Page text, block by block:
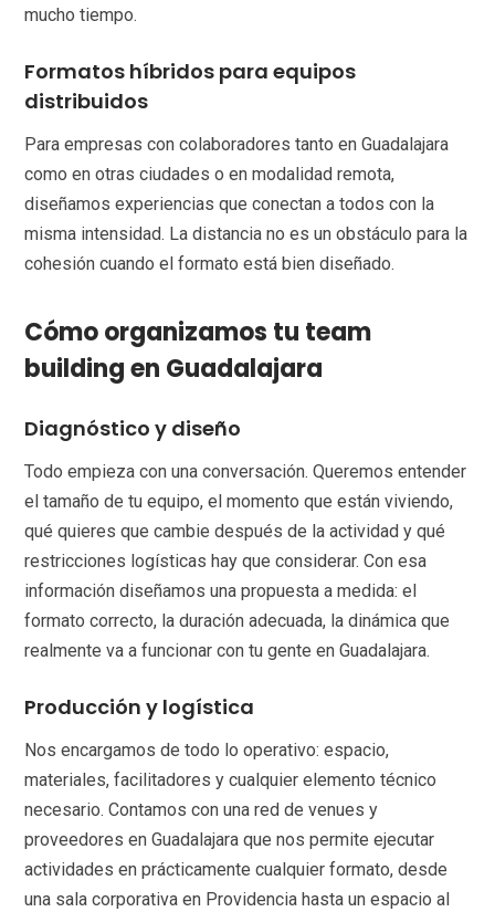
mucho tiempo.
Formatos híbridos para equipos
distribuidos
Para empresas con colaboradores tanto en Guadalajara
como en otras ciudades o en modalidad remota,
diseñamos experiencias que conectan a todos con la
misma intensidad. La distancia no es un obstáculo para la
cohesión cuando el formato está bien diseñado.
Cómo organizamos tu team
building en Guadalajara
Diagnóstico y diseño
Todo empieza con una conversación. Queremos entender
el tamaño de tu equipo, el momento que están viviendo,
qué quieres que cambie después de la actividad y qué
restricciones logísticas hay que considerar. Con esa
información diseñamos una propuesta a medida: el
formato correcto, la duración adecuada, la dinámica que
realmente va a funcionar con tu gente en Guadalajara.
Producción y logística
Nos encargamos de todo lo operativo: espacio,
materiales, facilitadores y cualquier elemento técnico
necesario. Contamos con una red de venues y
proveedores en Guadalajara que nos permite ejecutar
actividades en prácticamente cualquier formato, desde
una sala corporativa en Providencia hasta un espacio al